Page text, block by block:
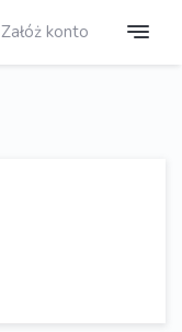
Załóż konto